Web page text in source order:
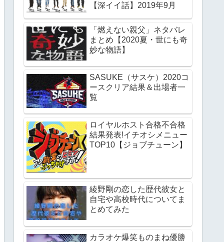
【深イイ話】2019年9月
「燃えない親父」ネタバレ
まとめ【2020夏・世にも奇
妙な物語】
SASUKE（サスケ）2020コ
ースクリア結果＆出場者一
覧
ロイヤルホスト合格不合格
結果発表!イチオシメニュー
TOP10【ジョブチューン】
綾野剛の恋した歴代彼女と
自宅や高校時代についてま
とめてみた
カラオケ爆笑ものまね優勝